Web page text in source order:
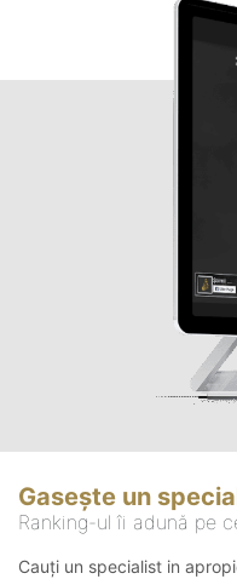
Gasește un
Ranking-ul îi adună pe
Cauți un specialist in